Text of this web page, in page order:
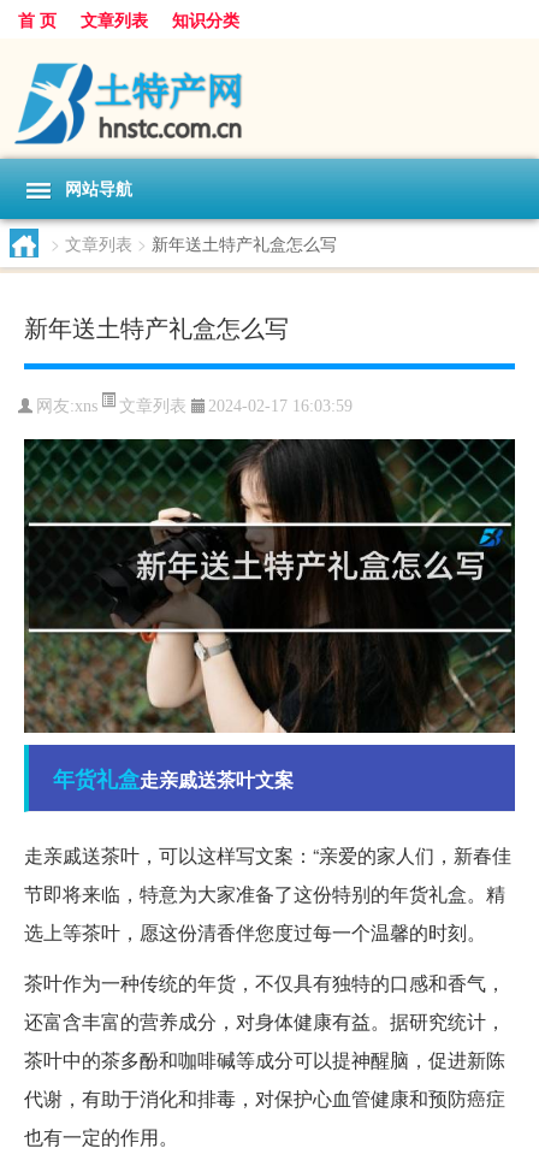
首 页 文章列表 知识分类
网站导航
> 文章列表 > 新年送土特产礼盒怎么写
新年送土特产礼盒怎么写
网友:xns 文章列表 2024-02-17 16:03:59
年货礼盒走亲戚送茶叶文案
走亲戚送茶叶，可以这样写文案：“亲爱的家人们，新春佳
节即将来临，特意为大家准备了这份特别的年货礼盒。精
选上等茶叶，愿这份清香伴您度过每一个温馨的时刻。
茶叶作为一种传统的年货，不仅具有独特的口感和香气，
还富含丰富的营养成分，对身体健康有益。据研究统计，
茶叶中的茶多酚和咖啡碱等成分可以提神醒脑，促进新陈
代谢，有助于消化和排毒，对保护心血管健康和预防癌症
也有一定的作用。